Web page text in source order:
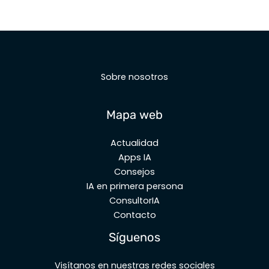
Sobre nosotros
Mapa web
Actualidad
Apps IA
Consejos
IA en primera persona
ConsultorIA
Contacto
Síguenos
Visítanos en nuestras redes sociales